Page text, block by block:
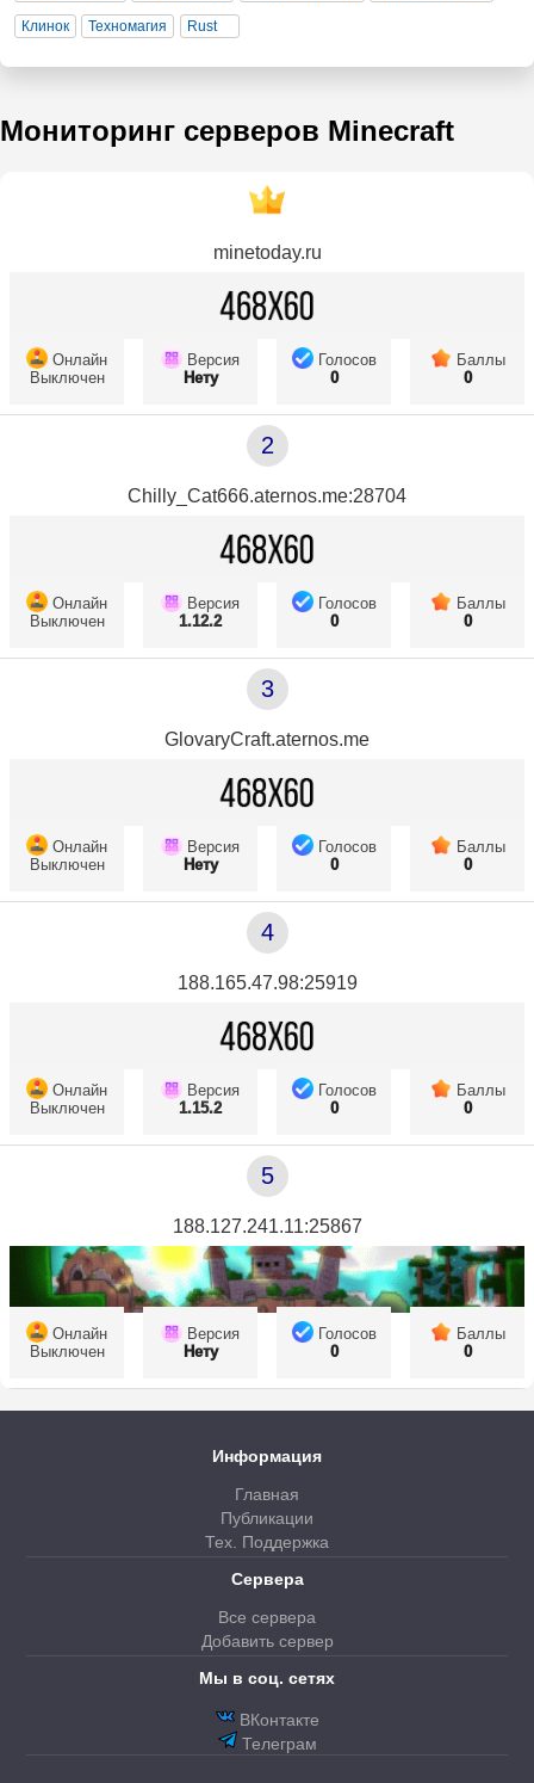
Клинок Техномагия Rust
Мониторинг серверов Minecraft
minetoday.ru
Онлайн
Выключен
Версия
Нету
Голосов
0
Баллы
0
2
Chilly_Cat666.aternos.me:28704
Онлайн
Выключен
Версия
1.12.2
Голосов
0
Баллы
0
3
GlovaryCraft.aternos.me
Онлайн
Выключен
Версия
Нету
Голосов
0
Баллы
0
4
188.165.47.98:25919
Онлайн
Выключен
Версия
1.15.2
Голосов
0
Баллы
0
5
188.127.241.11:25867
Онлайн
Выключен
Версия
Нету
Голосов
0
Баллы
0
Информация
Главная
Публикации
Тех. Поддержка
Сервера
Все сервера
Добавить сервер
Мы в соц. сетях
ВКонтакте
Телеграм